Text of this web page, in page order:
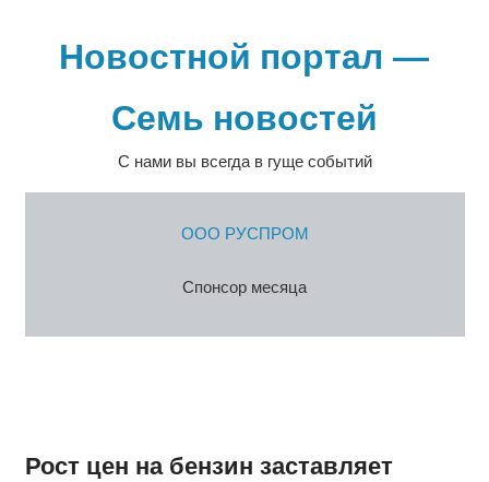
содержимомуНовостной портал —
Семь новостей
С нами вы всегда в гуще событий
ООО РУСПРОМ
Спонсор месяца
Рост цен на бензин заставляет